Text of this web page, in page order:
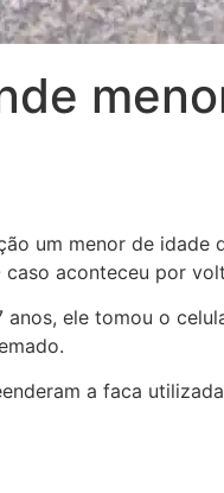
um menor de
aconteceu por
ele tomou o
a faca